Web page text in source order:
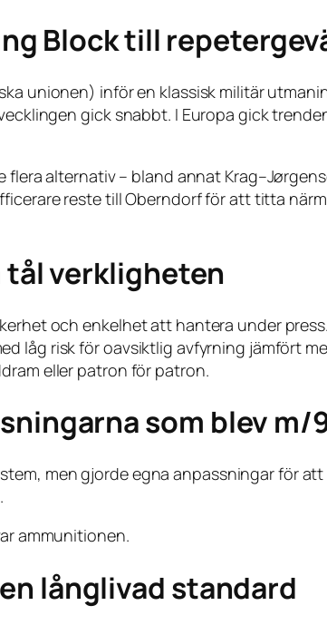
Block till
unionen) inför en klassisk militär
gick snabbt. I Europa gick
alternativ – bland annat
reste till Oberndorf för att titta
tål verkligheten
och enkelhet att hantera under
låg risk för oavsiktlig avfyrning jämfört
eller patron för patron.
som blev m/
men gjorde egna anpassningar för
ammunitionen.
långlivad standard